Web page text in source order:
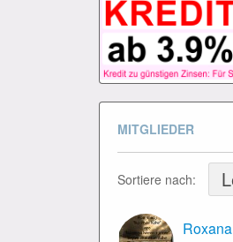
MITGLIEDER
Sortiere nach:
Roxana